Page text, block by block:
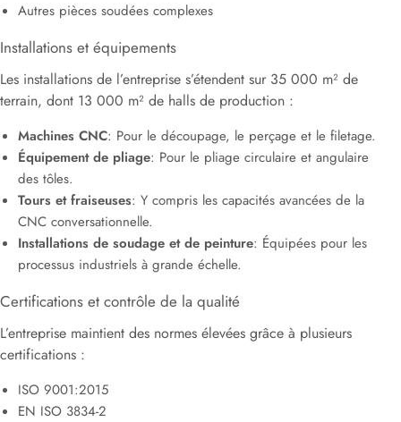
Autres pièces soudées complexes
Installations et équipements
Les installations de l’entreprise s’étendent sur 35 000 m² de
terrain, dont 13 000 m² de halls de production :
Machines CNC: Pour le découpage, le perçage et le filetage.
Équipement de pliage: Pour le pliage circulaire et angulaire
des tôles.
Tours et fraiseuses: Y compris les capacités avancées de la
CNC conversationnelle.
Installations de soudage et de peinture: Équipées pour les
processus industriels à grande échelle.
Certifications et contrôle de la qualité
L’entreprise maintient des normes élevées grâce à plusieurs
certifications :
ISO 9001:2015
EN ISO 3834-2